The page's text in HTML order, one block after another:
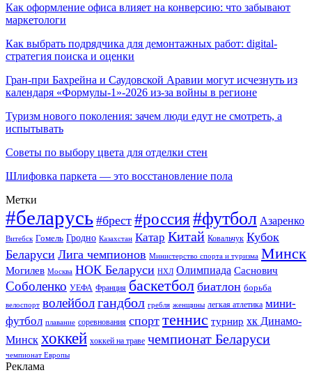
Как оформление офиса влияет на конверсию: что забывают
маркетологи
Как выбрать подрядчика для демонтажных работ: digital-
стратегия поиска и оценки
Гран-при Бахрейна и Саудовской Аравии могут исчезнуть из
календаря «Формулы-1»-2026 из-за войны в регионе
Туризм нового поколения: зачем люди едут не смотреть, а
испытывать
Советы по выбору цвета для отделки стен
Шлифовка паркета — это восстановление пола
Метки
#беларусь #брест #россия#футбол Азаренко
Витебск Гомель Гродно Казахстан Катар Китай Ковальчук Кубок
Беларуси Лига чемпионов Министерство спорта и туризма Минск
Могилев Москва НОК Беларуси НХЛ Олимпиада Саснович
Соболенко УЕФА Франция баскетбол биатлон борьба
велоспорт волейболгандбол гребля женщины легкая атлетика мини-
футбол плавание соревнования спорт теннис турнир хк Динамо-
Минск хоккей хоккей на траве чемпионат Беларуси
чемпионат Европы
Реклама